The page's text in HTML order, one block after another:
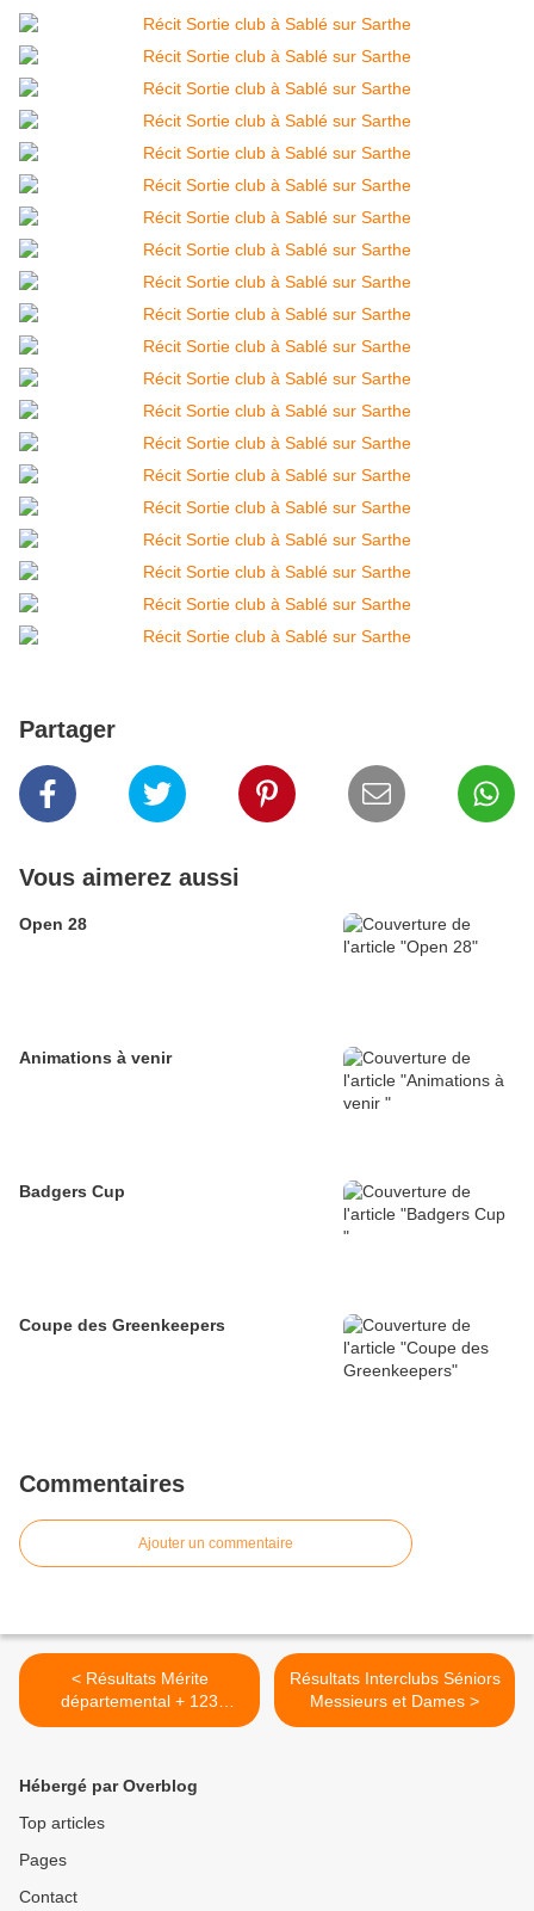
Partager
Vous aimerez aussi
Open 28
Animations à venir
Badgers Cup
Coupe des Greenkeepers
Commentaires
Ajouter un commentaire
< Résultats Mérite
départemental + 123
Poucets au Perche
Résultats Interclubs Séniors
Messieurs et Dames >
Hébergé par Overblog
Top articles
Pages
Contact